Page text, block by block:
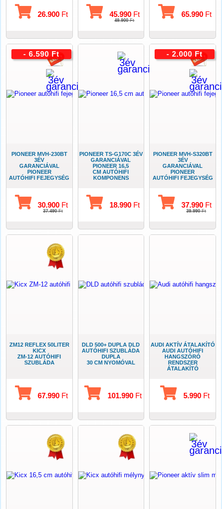
26.900 Ft 45.990Ft
49.900Ft
65.990Ft
PIONEER MVH-230BT
3ÉV
GARANCIÁVAL
PIONEER
AUTÓHIFI FEJEGYSÉG
30.900 Ft
37.490Ft
- 6.590 Ft
PIONEER TS-G170C 3ÉV
GARANCIÁVAL
PIONEER 16,5
CM AUTÓHIFI
KOMPONENS
18.990Ft
PIONEER MVH-S320BT
3ÉV
GARANCIÁVAL
PIONEER
AUTÓHIFI FEJEGYSÉG
37.990Ft
39.990Ft
- 2.000 Ft
ZM12 REFLEX 50LITER
KICX
ZM-12 AUTÓHIFI
SZUBLÁDA
67.990 Ft
DLD 500+ DUPLA DLD
AUTÓHIFI SZUBLÁDA
DUPLA
30 CM NYOMÓVAL
101.990Ft
AUDI AKTÍV ÁTALAKÍTÓ
AUDI AUTÓHIFI
HANGSZÓRÓ
RENDSZER
ÁTALAKÍTÓ
5.990Ft